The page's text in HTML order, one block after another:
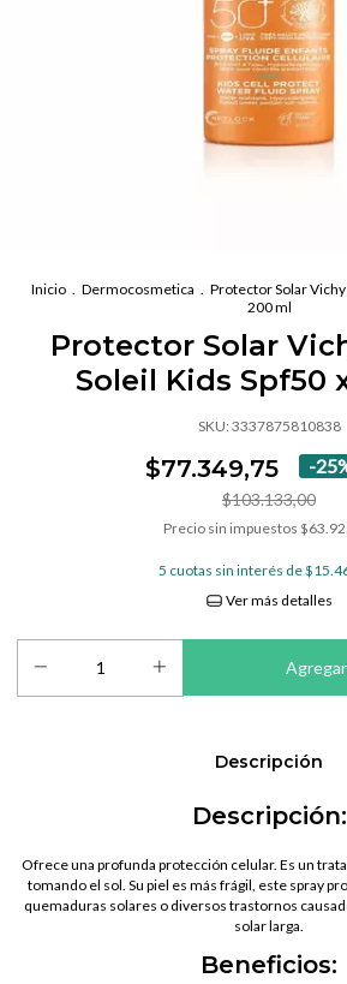
Inicio . Dermocosmetica . Protector Solar Vichy
200 ml
Protector Solar
Soleil Kids Spf50
SKU: 3337875810838
$77.349,75 -25
$103.133,00
Precio sin impuestos
5 cuotas sin interés de
Ver más detalles
Descripción
Descripción:
Ofrece una profunda protección celular. Es un
tomando el sol. Su piel es más frágil, este spray
quemaduras solares o diversos trastornos
solar larga.
Beneficios: